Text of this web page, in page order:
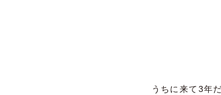
うちに来て3年